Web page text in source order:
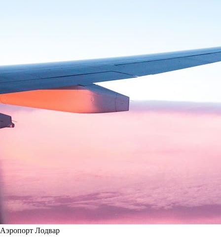
Аэропорт Лодвар